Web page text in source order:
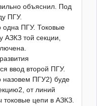
объяснил. Под
ПГУ.
одна ПГУ. Токовые
АЗКЗ той секции,
ввод второй ПГУ.
назовем ПГУ2) буде
от линий
токовые цепи в АЗКЗ.